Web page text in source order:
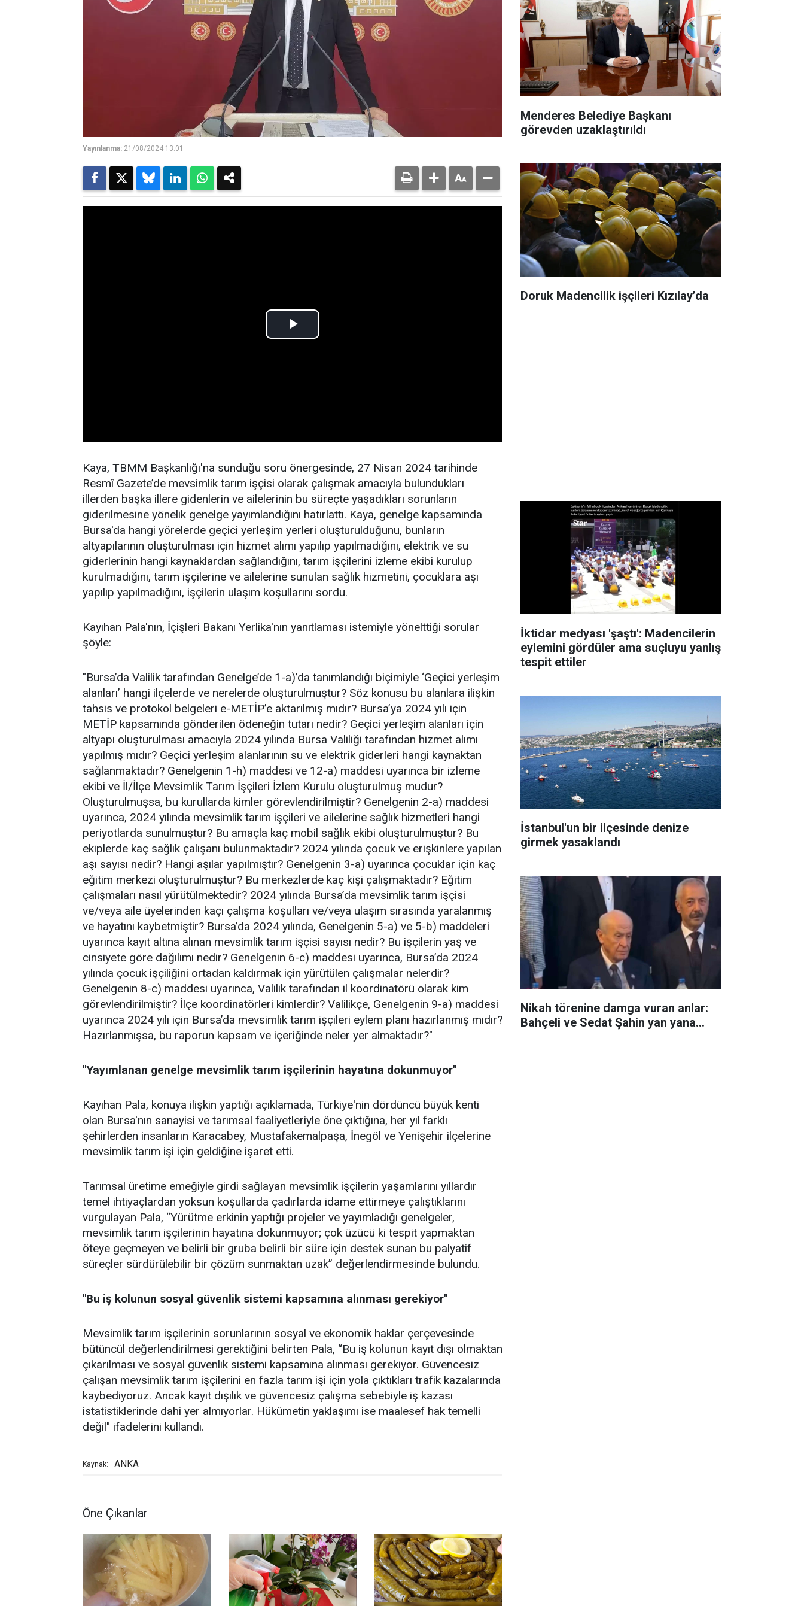
Yayınlanma: 21/08/2024 13:01
Kaya, TBMM Başkanlığı'na sunduğu soru önergesinde, 27 Nisan 2024 tarihinde
Resmî Gazete’de mevsimlik tarım işçisi olarak çalışmak amacıyla bulundukları
illerden başka illere gidenlerin ve ailelerinin bu süreçte yaşadıkları sorunların
giderilmesine yönelik genelge yayımlandığını hatırlattı. Kaya, genelge kapsamında
Bursa'da hangi yörelerde geçici yerleşim yerleri oluşturulduğunu, bunların
altyapılarının oluşturulması için hizmet alımı yapılıp yapılmadığını, elektrik ve su
giderlerinin hangi kaynaklardan sağlandığını, tarım işçilerini izleme ekibi kurulup
kurulmadığını, tarım işçilerine ve ailelerine sunulan sağlık hizmetini, çocuklara aşı
yapılıp yapılmadığını, işçilerin ulaşım koşullarını sordu.
Kayıhan Pala'nın, İçişleri Bakanı Yerlika'nın yanıtlaması istemiyle yönelttiği sorular
şöyle:
"Bursa’da Valilik tarafından Genelge’de 1-a)’da tanımlandığı biçimiyle ‘Geçici yerleşim
alanları’ hangi ilçelerde ve nerelerde oluşturulmuştur? Söz konusu bu alanlara ilişkin
tahsis ve protokol belgeleri e-METİP’e aktarılmış mıdır? Bursa’ya 2024 yılı için
METİP kapsamında gönderilen ödeneğin tutarı nedir? Geçici yerleşim alanları için
altyapı oluşturulması amacıyla 2024 yılında Bursa Valiliği tarafından hizmet alımı
yapılmış mıdır? Geçici yerleşim alanlarının su ve elektrik giderleri hangi kaynaktan
sağlanmaktadır? Genelgenin 1-h) maddesi ve 12-a) maddesi uyarınca bir izleme
ekibi ve İl/İlçe Mevsimlik Tarım İşçileri İzlem Kurulu oluşturulmuş mudur?
Oluşturulmuşsa, bu kurullarda kimler görevlendirilmiştir? Genelgenin 2-a) maddesi
uyarınca, 2024 yılında mevsimlik tarım işçileri ve ailelerine sağlık hizmetleri hangi
periyotlarda sunulmuştur? Bu amaçla kaç mobil sağlık ekibi oluşturulmuştur? Bu
ekiplerde kaç sağlık çalışanı bulunmaktadır? 2024 yılında çocuk ve erişkinlere yapılan
aşı sayısı nedir? Hangi aşılar yapılmıştır? Genelgenin 3-a) uyarınca çocuklar için kaç
eğitim merkezi oluşturulmuştur? Bu merkezlerde kaç kişi çalışmaktadır? Eğitim
çalışmaları nasıl yürütülmektedir? 2024 yılında Bursa’da mevsimlik tarım işçisi
ve/veya aile üyelerinden kaçı çalışma koşulları ve/veya ulaşım sırasında yaralanmış
ve hayatını kaybetmiştir? Bursa’da 2024 yılında, Genelgenin 5-a) ve 5-b) maddeleri
uyarınca kayıt altına alınan mevsimlik tarım işçisi sayısı nedir? Bu işçilerin yaş ve
cinsiyete göre dağılımı nedir? Genelgenin 6-c) maddesi uyarınca, Bursa’da 2024
yılında çocuk işçiliğini ortadan kaldırmak için yürütülen çalışmalar nelerdir?
Genelgenin 8-c) maddesi uyarınca, Valilik tarafından il koordinatörü olarak kim
görevlendirilmiştir? İlçe koordinatörleri kimlerdir? Valilikçe, Genelgenin 9-a) maddesi
uyarınca 2024 yılı için Bursa’da mevsimlik tarım işçileri eylem planı hazırlanmış mıdır?
Hazırlanmışsa, bu raporun kapsam ve içeriğinde neler yer almaktadır?"
"Yayımlanan genelge mevsimlik tarım işçilerinin hayatına dokunmuyor"
Kayıhan Pala, konuya ilişkin yaptığı açıklamada, Türkiye'nin dördüncü büyük kenti
olan Bursa'nın sanayisi ve tarımsal faaliyetleriyle öne çıktığına, her yıl farklı
şehirlerden insanların Karacabey, Mustafakemalpaşa, İnegöl ve Yenişehir ilçelerine
mevsimlik tarım işi için geldiğine işaret etti.
Tarımsal üretime emeğiyle girdi sağlayan mevsimlik işçilerin yaşamlarını yıllardır
temel ihtiyaçlardan yoksun koşullarda çadırlarda idame ettirmeye çalıştıklarını
vurgulayan Pala, “Yürütme erkinin yaptığı projeler ve yayımladığı genelgeler,
mevsimlik tarım işçilerinin hayatına dokunmuyor; çok üzücü ki tespit yapmaktan
öteye geçmeyen ve belirli bir gruba belirli bir süre için destek sunan bu palyatif
süreçler sürdürülebilir bir çözüm sunmaktan uzak” değerlendirmesinde bulundu.
"Bu iş kolunun sosyal güvenlik sistemi kapsamına alınması gerekiyor"
Mevsimlik tarım işçilerinin sorunlarının sosyal ve ekonomik haklar çerçevesinde
bütüncül değerlendirilmesi gerektiğini belirten Pala, “Bu iş kolunun kayıt dışı olmaktan
çıkarılması ve sosyal güvenlik sistemi kapsamına alınması gerekiyor. Güvencesiz
çalışan mevsimlik tarım işçilerini en fazla tarım işi için yola çıktıkları trafik kazalarında
kaybediyoruz. Ancak kayıt dışılık ve güvencesiz çalışma sebebiyle iş kazası
istatistiklerinde dahi yer almıyorlar. Hükümetin yaklaşımı ise maalesef hak temelli
değil" ifadelerini kullandı.
Kaynak: ANKA
Öne Çıkanlar
Menderes Belediye Başkanı
görevden uzaklaştırıldı
Doruk Madencilik işçileri Kızılay’da
İktidar medyası 'şaştı': Madencilerin
eylemini gördüler ama suçluyu yanlış
tespit ettiler
İstanbul'un bir ilçesinde denize
girmek yasaklandı
Nikah törenine damga vuran anlar:
Bahçeli ve Sedat Şahin yan yana...